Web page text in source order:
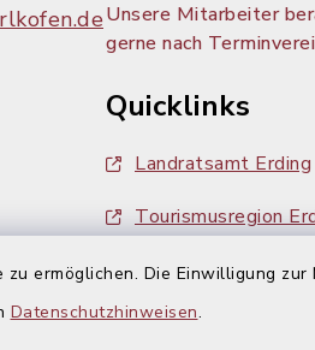
ermöglichen. Die Einwilligung
Datenschutzhinweisen.
Unsere Mitarbeiter
gerne nach
Quicklinks
Landratsamt Erding
Tourismusregion
Ausschreibungen